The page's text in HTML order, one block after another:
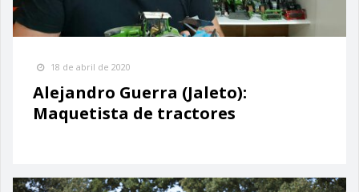
18 de abril de 2020
Alejandro Guerra (Jaleto):
Maquetista de tractores